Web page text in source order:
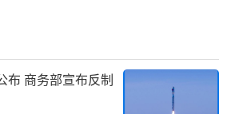
新数据，卢森堡目前的国防支
。
布 商务部宣布反制